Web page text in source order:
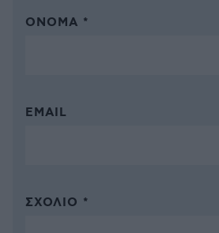
ΌΝΟΜΑ *
EMAIL
ΣΧΌΛΙΟ *